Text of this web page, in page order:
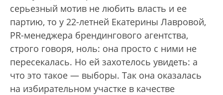
серьезный мотив не любить власть и ее
партию, то у 22-летней Екатерины Лавровой,
PR-менеджера брендингового агентства,
строго говоря, ноль: она просто с ними не
пересекалась. Но ей захотелось увидеть: а
что это такое — выборы. Так она оказалась
на избирательном участке в качестве